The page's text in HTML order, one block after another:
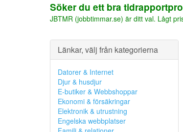
Söker du ett bra
JBTMR (jobbtimmar.se) är ditt val. Lågt
Länkar, välj från kategorierna
Datorer & Internet
Djur & husdjur
E-butiker & Webbshoppar
Ekonomi & försäkringar
Elektronik & utrustning
Engelska webbplatser